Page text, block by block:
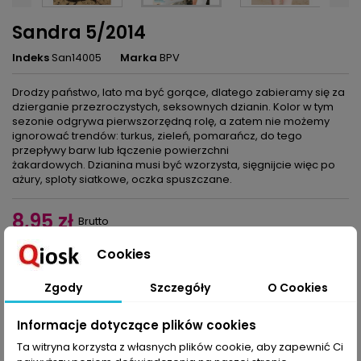
Sandra 5/2014
Indeks San14005 Marka BPV
Drodzy państwo, lato ma być gorące, dlatego zabieramy się za
dzierganie przezroczystych, seksownych dzianin. Kolor w tym
sezonie odgrywa pierwszorzędną rolę, a zatem nie możemy
ignorować trendów: turkus, zieleń, pomarańcz, do tego
przepływy barw lub łączenie powierzchni
żakardowych. Dzianina musi być wzorzysta, sięgnijcie więc po
ażury, sploty siatkowe, oczka spuszczane.
8,95 zł Brutto
Ilość 
Cookies
Zgody Szczegóły O Cookies
Informacje dotyczące plików cookies
Ta witryna korzysta z własnych plików cookie, aby zapewnić Ci